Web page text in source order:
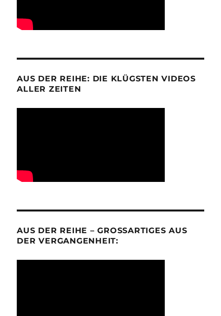
AUS DER REIHE: DIE KLÜGSTEN VIDEOS
ALLER ZEITEN
AUS DER REIHE – GROSSARTIGES AUS D
ER VERGANGENHEIT: